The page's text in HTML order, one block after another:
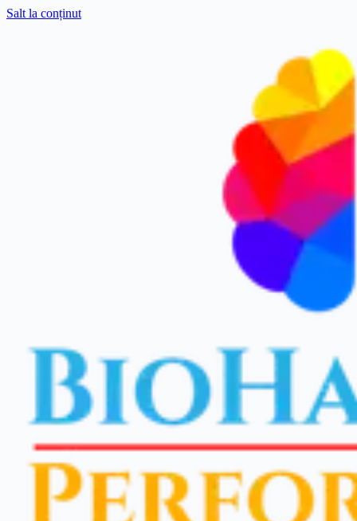
Salt la conținut